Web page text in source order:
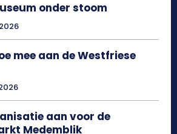
onder stoom
mee aan de Westfriese
aan voor de
Medemblik